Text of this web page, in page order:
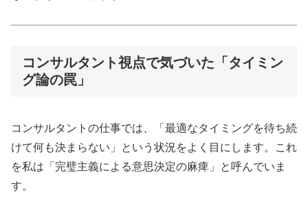
コンサルタント視点で気づいた「タイミン
グ論の罠」
コンサルタントの仕事では、「最適なタイミングを待ち続
けて何も決まらない」という状況をよく目にします。これ
を私は「完璧主義による意思決定の麻痺」と呼んでいま
す。